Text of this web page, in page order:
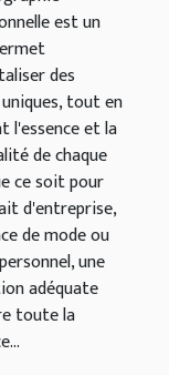
est un
des
tout en
l'essence et la
de chaque
ce soit pour
d'entreprise,
de mode ou
une
adéquate
toute la